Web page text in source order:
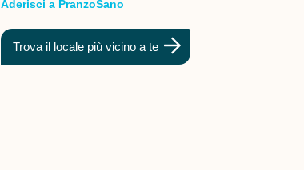
Aderisci a PranzoSano
Trova il locale più vicino a te